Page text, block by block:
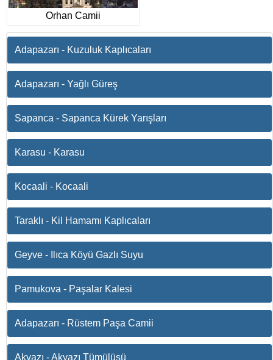
Orhan Camii
Adapazarı - Kuzuluk Kaplıcaları
Adapazarı - Yağlı Güreş
Sapanca - Sapanca Kürek Yarışları
Karasu - Karasu
Kocaali - Kocaali
Taraklı - Kil Hamamı Kaplıcaları
Geyve - Ilıca Köyü Gazlı Suyu
Pamukova - Paşalar Kalesi
Adapazarı - Rüstem Paşa Camii
Akyazı - Akyazı Tümülüsü